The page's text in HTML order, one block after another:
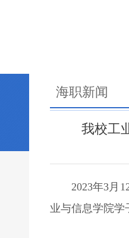
海职新闻
我校工
2023年3月
业与信息学院学